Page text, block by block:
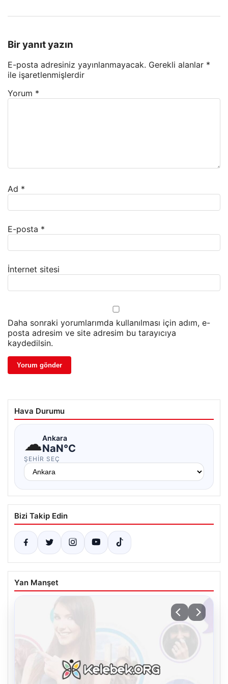
Bir yanıt yazın
E-posta adresiniz yayınlanmayacak. Gerekli alanlar *
ile işaretlenmişlerdir
Yorum *
Ad *
E-posta *
İnternet sitesi
Daha sonraki yorumlarımda kullanılması için adım, e-
posta adresim ve site adresim bu tarayıcıya
kaydedilsin.
Hava Durumu
☁Ankara
NaN°C
ŞEHIR SEÇ
Bizi Takip Edin
Yan Manşet